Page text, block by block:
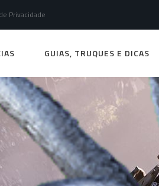
Privacidade
GUIAS, TRUQUES E DICAS